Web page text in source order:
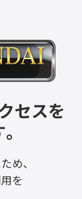
セスを
め、
を